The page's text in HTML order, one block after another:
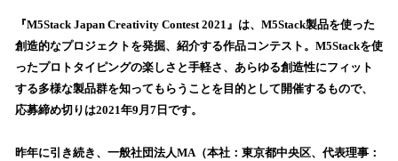
中
で
す
『M5Stack Japan Creativity Contest 2021』は、M5Stack製品を使った
創造的なプロジェクトを発掘、紹介する作品コンテスト。M5Stackを使
ったプロトタイピングの楽しさと手軽さ、あらゆる創造性にフィット
する多様な製品群を知ってもらうことを目的として開催するもので、
応募締め切りは2021年9月7日です。
昨年に引き続き、一般社団法人MA（本社：東京都中央区、代表理事：